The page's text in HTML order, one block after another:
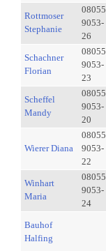
Rottmoser
Stephanie
08055
9053-
26
Schachner
Florian
08055
9053-
23
Scheffel
Mandy
08055
9053-
20
Wierer Diana
08055
9053-
22
Winhart
Maria
08055
9053-
24
Bauhof
Halfing